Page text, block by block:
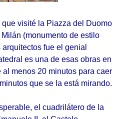
visité la Piazza del Duomo
(monumento de estilo
fue el genial
es una de esas obras en
al menos 20 minutos para caer
que se la está mirando.
el cuadrilátero de la